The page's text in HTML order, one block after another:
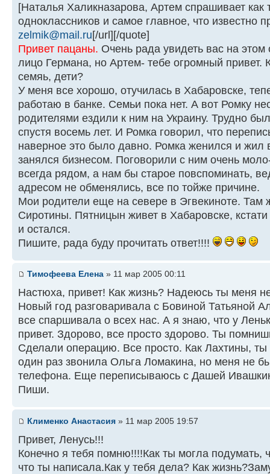
[Наталья Халикназарова, Артем спрашивает
одноклассников и самое главное, что известно
zelmik@mail.ru[/url][/quote]
Привет пацаны. Очень рада увидеть вас на этом
лицо Германа, но Артем- тебе огромный привет.
семяь, дети?
У меня все хорошо, отучилась в Хабаровске,
работаю в банке. Семьи пока нет. А вот Ромку
родителями ездили к ним на Украину. Трудно
спустя восемь лет. И Ромка говорил, что
наверное это было давно. Ромка женился и жил
занялся бизнесом. Поговорили с ним очень
всегда рядом, а нам бы старое повспоминать,
адресом не обменялись, все по тойже причине.
Мои родители еще на севере в Эгвекиноте.
Сиротины. Пятницын живет в Хабаровске,
и остался.
Пишите, рада буду прочитать ответ!!!!
Тимофеева Елена » 11 мар 2005 00:11
Настюха, привет! Как жизнь? Надеюсь ты меня
Новый год разговаривала с Бовиной Татьяной
все спаршивала о всех нас. А я знаю, что у
привет. Здорово, все просто здорово. Ты
Сделали операцию. Все просто. Как Лахтины,
один раз звонила Ольга Ломакина, но меня не
телефона. Еще переписываюсь с Дашей
Пиши.
Клименко Анастасия » 11 мар 2005 19:57
Привет, Ленусь!!!
Конечно я тебя помню!!!!Как ты могла подумать,
что ты написала.Как у тебя дела? Как